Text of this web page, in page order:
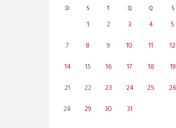
D S T Q Q S
1 2 3 4 5
7
8 9 10 11 12
14
15 16 17 18 19
21
22 23 24 25 26
28
29 30 31